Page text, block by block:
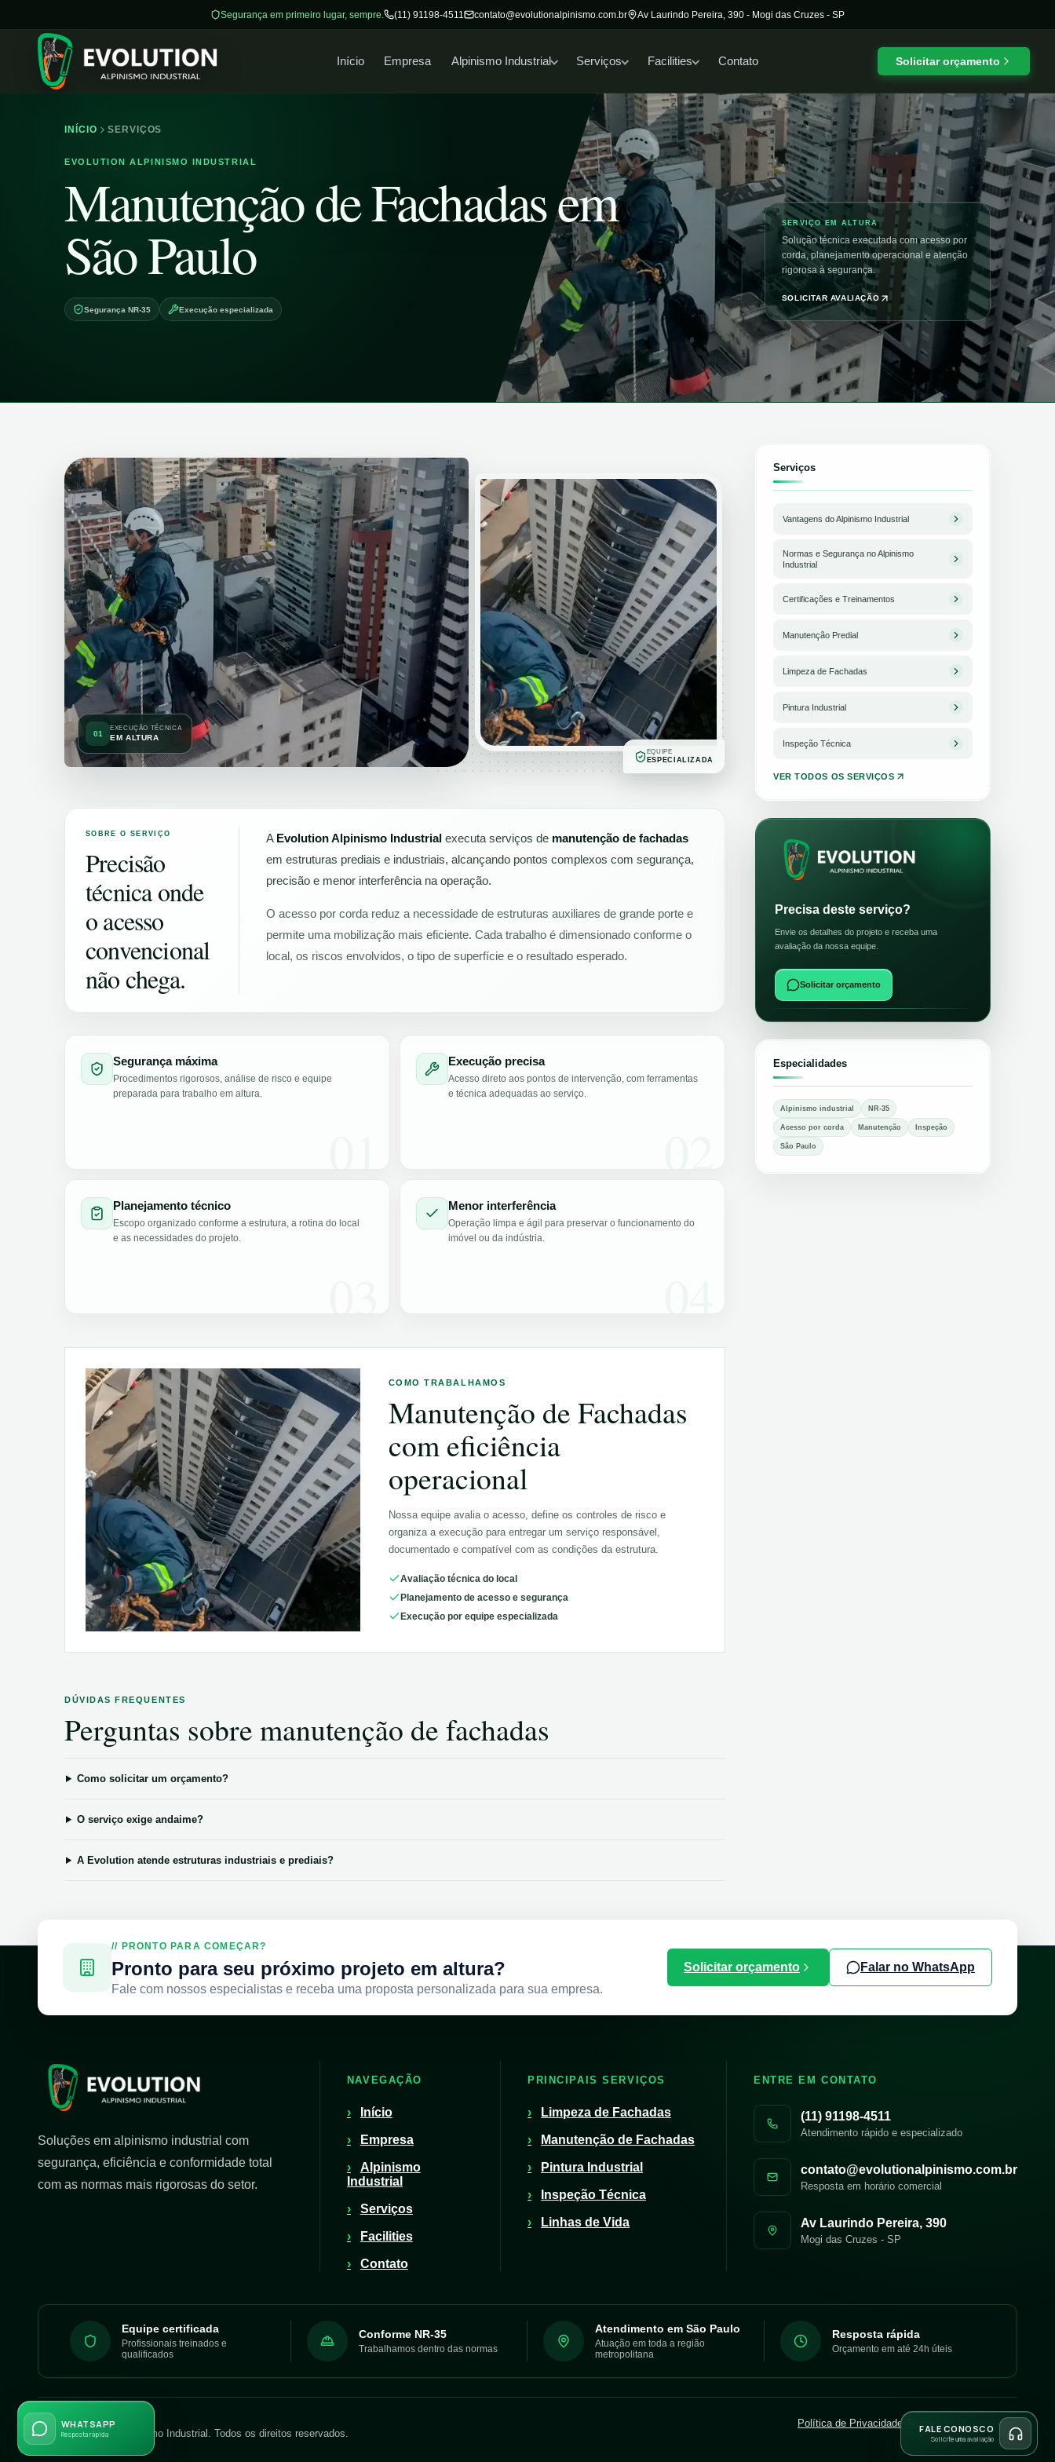
Segurança em primeiro lugar, sempre. (11) 91198-4511 contato@evolutionalpinismo.com.br Av Laurindo Pereira, 390 - Mogi das Cruzes - SP
Início Empresa Alpinismo Industrial Serviços Facilities Contato Solicitar orçamento
INÍCIO SERVIÇOS
EVOLUTION ALPINISMO INDUSTRIAL
Manutenção de Fachadas em
São Paulo
Segurança NR-35 Execução especializada
SERVIÇO EM ALTURA
Solução técnica executada com acesso por
corda, planejamento operacional e atenção
rigorosa à segurança.
SOLICITAR AVALIAÇÃO
01
EXECUÇÃO TÉCNICA
EM ALTURA
EQUIPE
ESPECIALIZADA
SOBRE O SERVIÇO
Precisão
técnica onde
o acesso
convencional
não chega.
A Evolution Alpinismo Industrial executa serviços de manutenção de fachadas
em estruturas prediais e industriais, alcançando pontos complexos com segurança,
precisão e menor interferência na operação.
O acesso por corda reduz a necessidade de estruturas auxiliares de grande porte e
permite uma mobilização mais eficiente. Cada trabalho é dimensionado conforme o
local, os riscos envolvidos, o tipo de superfície e o resultado esperado.
01
Segurança máxima
Procedimentos rigorosos, análise de risco e equipe
preparada para trabalho em altura.
02
Execução precisa
Acesso direto aos pontos de intervenção, com ferramentas
e técnica adequadas ao serviço.
03
Planejamento técnico
Escopo organizado conforme a estrutura, a rotina do local
e as necessidades do projeto.
04
Menor interferência
Operação limpa e ágil para preservar o funcionamento do
imóvel ou da indústria.
COMO TRABALHAMOS
Manutenção de Fachadas
com eficiência
operacional
Nossa equipe avalia o acesso, define os controles de risco e
organiza a execução para entregar um serviço responsável,
documentado e compatível com as condições da estrutura.
Avaliação técnica do local
Planejamento de acesso e segurança
Execução por equipe especializada
DÚVIDAS FREQUENTES
Perguntas sobremanutenção de fachadas
Como solicitar um orçamento?
O serviço exige andaime?
A Evolution atende estruturas industriais e prediais?
Serviços
Vantagens do Alpinismo Industrial
Normas e Segurança no Alpinismo
Industrial
Certificações e Treinamentos
Manutenção Predial
Limpeza de Fachadas
Pintura Industrial
Inspeção Técnica
VER TODOS OS SERVIÇOS
Precisa deste serviço?
Envie os detalhes do projeto e receba uma
avaliação da nossa equipe.
Solicitar orçamento
Especialidades
Alpinismo industrial NR-35
Acesso por corda Manutenção Inspeção
São Paulo
// PRONTO PARA COMEÇAR?
Pronto para seu próximo projeto em altura?
Fale com nossos especialistas e receba uma proposta personalizada para sua empresa.
Solicitar orçamento Falar no WhatsApp
Soluções em alpinismo industrial com
segurança, eficiência e conformidade total
com as normas mais rigorosas do setor.
NAVEGAÇÃO
Início
Empresa
Alpinismo
Industrial
Serviços
Facilities
Contato
PRINCIPAIS SERVIÇOS
Limpeza de Fachadas
Manutenção de Fachadas
Pintura Industrial
Inspeção Técnica
Linhas de Vida
ENTRE EM CONTATO
(11) 91198-4511
Atendimento rápido e especializado
contato@evolutionalpinismo.com.br
Resposta em horário comercial
Av Laurindo Pereira, 390
Mogi das Cruzes - SP
Equipe certificada
Profissionais treinados e
qualificados
Conforme NR-35
Trabalhamos dentro das normas
Atendimento em São Paulo
Atuação em toda a região
metropolitana
Resposta rápida
Orçamento em até 24h úteis
© 2026Evolution Alpinismo Industrial. Todos os direitos reservados.
Política de Privacidade Termos de Uso• Sitemap
WHATSAPP
Resposta rápida FALE CONOSCO
Solicite uma avaliação